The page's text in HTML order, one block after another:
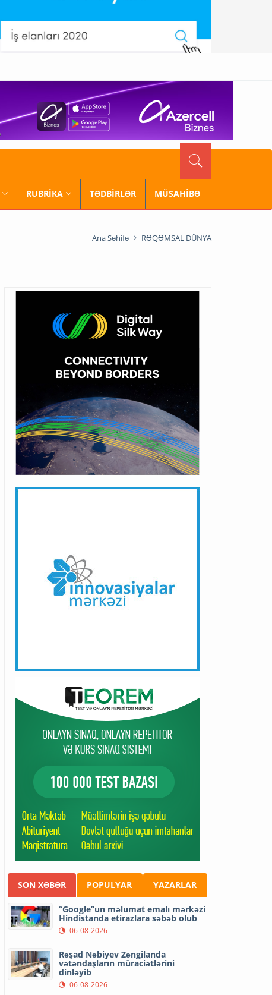
RUBRİKA TƏDBİRLƏR MÜSAHİBƏ
Ana Səhifə RƏQƏMSAL DÜNYA
SON XƏBƏR POPULYAR YAZARLAR
“Google”un məlumat emalı mərkəzi
Hindistanda etirazlara səbəb olub
06-08-2026
Rəşad Nəbiyev Zəngilanda
vətəndaşların müraciətlərini
dinləyib
06-08-2026